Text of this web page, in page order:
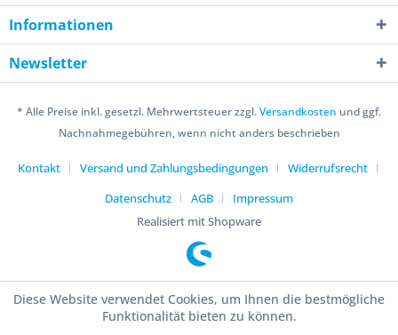
Informationen
Newsletter
* Alle Preise inkl. gesetzl. Mehrwertsteuer zzgl.Versandkosten und ggf.
Nachnahmegebühren, wenn nicht anders beschrieben
Kontakt Versand und Zahlungsbedingungen
Widerrufsrecht
Datenschutz
AGB
Impressum
Realisiert mit Shopware
Diese Website verwendet Cookies, um Ihnen die bestmögliche
Funktionalität bieten zu können.